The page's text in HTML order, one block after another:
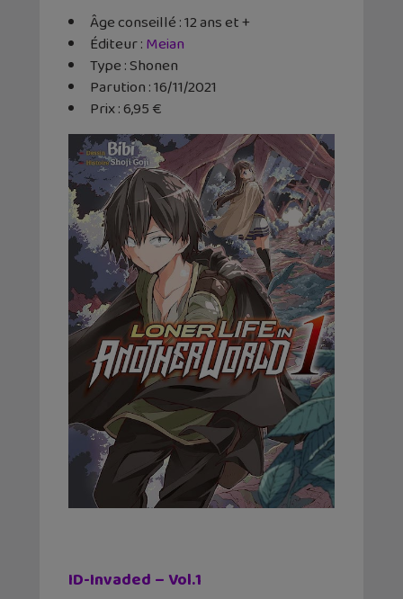
Âge conseillé : 12 ans et +
Éditeur :Meian
Type : Shonen
Parution : 16/11/2021
Prix : 6,95 €
ID-Invaded – Vol.1